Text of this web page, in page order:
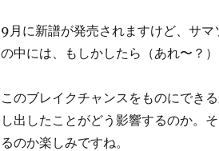
9月に新譜が発売されますけど、サ
の中には、もしかしたら（あれ〜？
このブレイクチャンスをものにでき
し出したことがどう影響するのか。
るのか楽しみですね。